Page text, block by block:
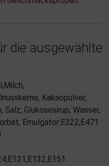
die ausgewählte
Kakaopulver,
Glukosesirup, Wasser,
Emulgator:E322,E471